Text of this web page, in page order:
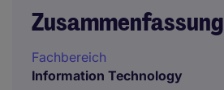
Zusammenfassung
Fachbereich
Information Technology